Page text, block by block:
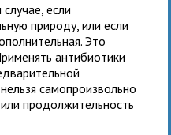
если
природу, или если
Это
антибиотики
самопроизвольно
продолжительность